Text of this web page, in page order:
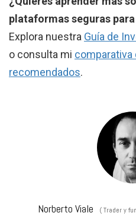
plataformas seguras
Explora nuestra Guía de
o consulta mi comparativa
recomendados.
Norberto Viale (Trader y